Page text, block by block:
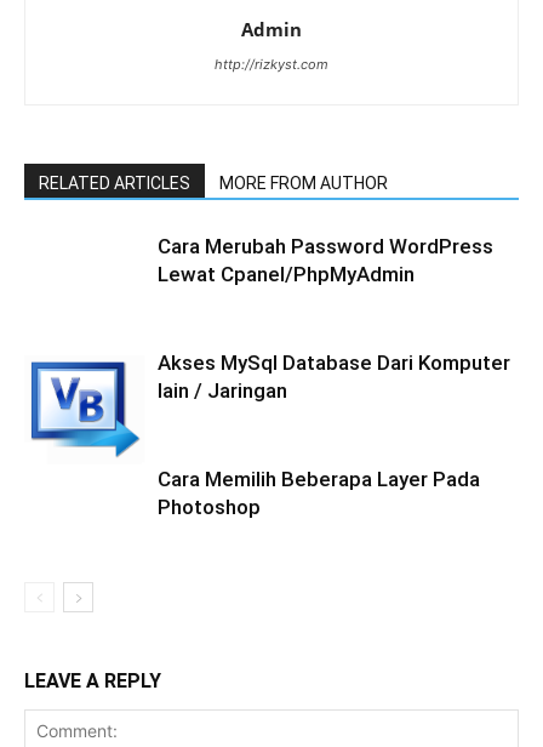
Admin
http://rizkyst.com
RELATED ARTICLES MORE FROM AUTHOR
Cara Merubah Password WordPress
Lewat Cpanel/PhpMyAdmin
Akses MySql Database Dari Komputer
lain / Jaringan
Cara Memilih Beberapa Layer Pada
Photoshop
LEAVE A REPLY